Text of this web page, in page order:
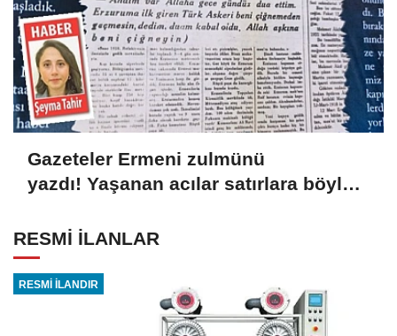
Gazeteler Ermeni zulmünü
yazdı! Yaşanan acılar satırlara böyle
RESMİ İLANLAR
RESMİ İLANDIR